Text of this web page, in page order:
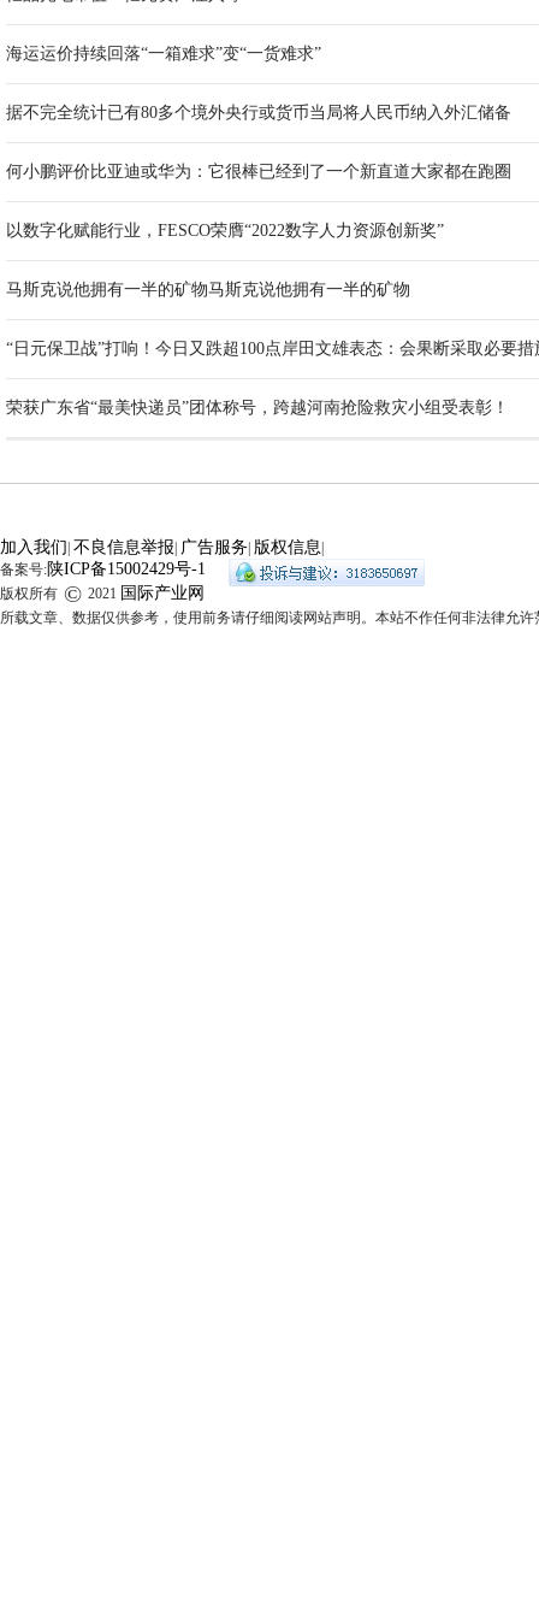
海运运价持续回落“一箱难求”变“一货难求”
据不完全统计已有80多个境外央行或货币当局将人民币纳入外汇储备
何小鹏评价比亚迪或华为：它很棒已经到了一个新直道大家都在跑圈
以数字化赋能行业，FESCO荣膺“2022数字人力资源创新奖”
马斯克说他拥有一半的矿物马斯克说他拥有一半的矿物
“日元保卫战”打响！今日又跌超100点岸田文雄表态：会果断采取必要措
荣获广东省“最美快递员”团体称号，跨越河南抢险救灾小组受表彰！
加入我们 不良信息举报 广告服务 版权信息
备案号:陕ICP备15002429号-1
版权所有 © 2021 国际产业网
所载文章、数据仅供参考，使用前务请仔细阅读网站声明。本站不作任何非法律允许